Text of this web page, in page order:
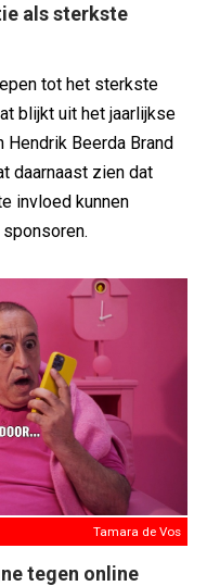
als sterkste
tot het sterkste
blijkt uit het jaarlijkse
Beerda Brand
daarnaast zien dat
invloed kunnen
Tamara de Vos
tegen online